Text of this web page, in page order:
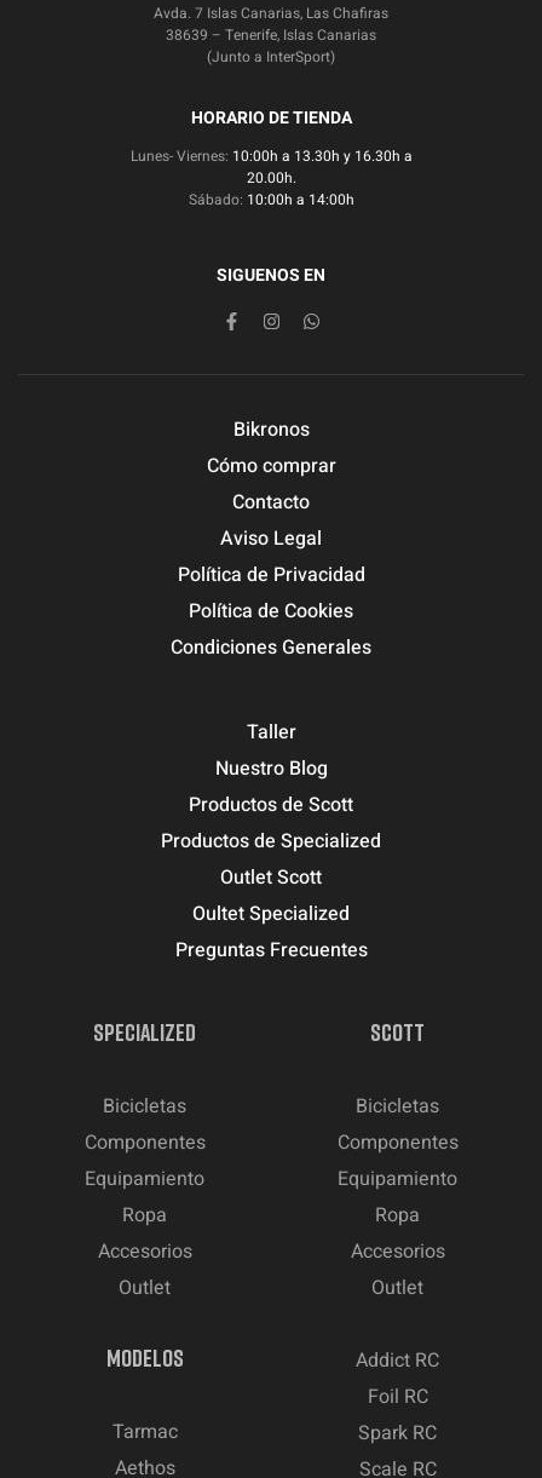
Avda. 7 Islas Canarias, Las Chafiras
38639 – Tenerife, Islas Canarias
(Junto a InterSport)
HORARIO DE TIENDA
Lunes- Viernes: 10:00h a 13.30h y 16.30h a
20.00h.
Sábado: 10:00h a 14:00h
SIGUENOS EN
Bikronos
Cómo comprar
Contacto
Aviso Legal
Política de Privacidad
Política de Cookies
Condiciones Generales
Taller
Nuestro Blog
Productos de Scott
Productos de Specialized
Outlet Scott
Oultet Specialized
Preguntas Frecuentes
SPECIALIZED
Bicicletas
Componentes
Equipamiento
Ropa
Accesorios
Outlet
SCOTT
Bicicletas
Componentes
Equipamiento
Ropa
Accesorios
Outlet
MODELOS
Tarmac
Aethos
Addict RC
Foil RC
Spark RC
Scale RC